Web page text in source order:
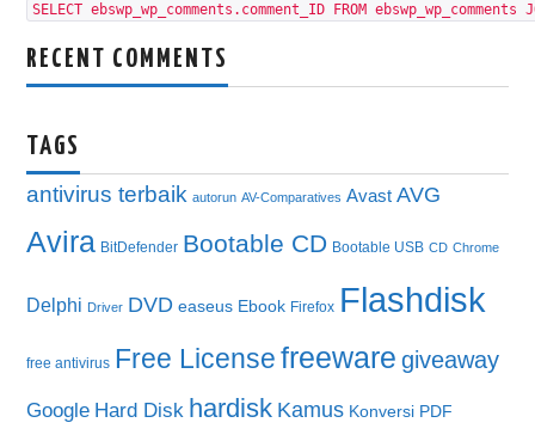
SELECT ebswp_wp_comments.comment_ID FROM
RECENT COMMENTS
TAGS
antivirus terbaik autorun AV-Comparatives Avast AVG
Avira BitDefender Bootable CD Bootable USB CD Chrome
Delphi Driver DVD easeus Ebook Firefox Flashdisk
free antivirus Free License freeware giveaway
Google Hard Disk hardisk Kamus Konversi PDF